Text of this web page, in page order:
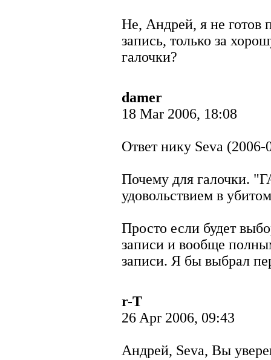
Не, Андрей, я не готов
запись, только за
галочки?
damer
18 Mar 2006, 18:08
Ответ нику Seva
Почему для галочки.
удовольствием в
Просто если будет
записи и вообще
записи. Я бы выбрал
r-T
26 Apr 2006, 09:43
Андрей, Seva, Вы